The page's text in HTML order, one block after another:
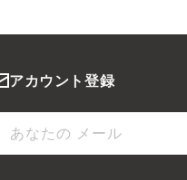
アカウント登録
あなたの メール